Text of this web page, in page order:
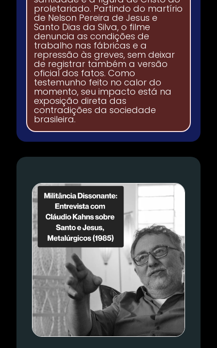
proletariado. Partindo do martírio
de Nelson Pereira de Jesus e
Santo Dias da Silva, o filme
denuncia as condições de
trabalho nas fábricas e a
repressão às greves, sem deixar
de registrar também a versão
oficial dos fatos. Como
testemunho feito no calor do
momento, seu impacto está na
exposição direta das
contradições da sociedade
brasileira.